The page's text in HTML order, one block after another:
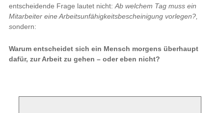
entscheidende Frage lautet nicht: Ab welchem Tag muss ein
Mitarbeiter eine Arbeitsunfähigkeitsbescheinigung vorlegen?,
sondern:
Warum entscheidet sich ein Mensch morgens überhaupt
dafür, zur Arbeit zu gehen – oder eben nicht?